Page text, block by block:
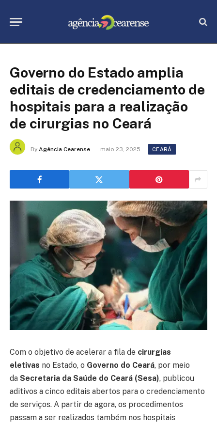
Governo do Estado amplia
editais de credenciamento de
hospitais para a realização
de cirurgias no Ceará
By Agência Cearense maio 23, 2025 CEARÁ
Com o objetivo de acelerar a fila de cirurgias
eletivas no Estado, o Governo do Ceará, por meio
da Secretaria da Saúde do Ceará (Sesa), publicou
aditivos a cinco editais abertos para o credenciamento
de serviços. A partir de agora, os procedimentos
passam a ser realizados também nos hospitais